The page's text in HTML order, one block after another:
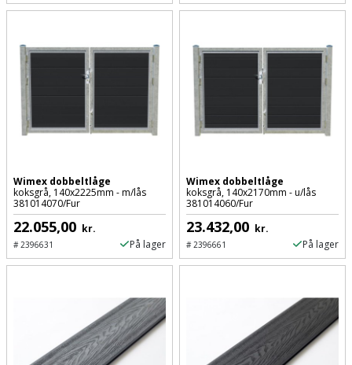
Wimex dobbeltlåge
koksgrå, 140x2225mm - m/lås
381014070/Fur
22.055,00 kr.
#2396631 På lager
Wimex dobbeltlåge
koksgrå, 140x2170mm - u/lås
381014060/Fur
23.432,00 kr.
#2396661 På lager